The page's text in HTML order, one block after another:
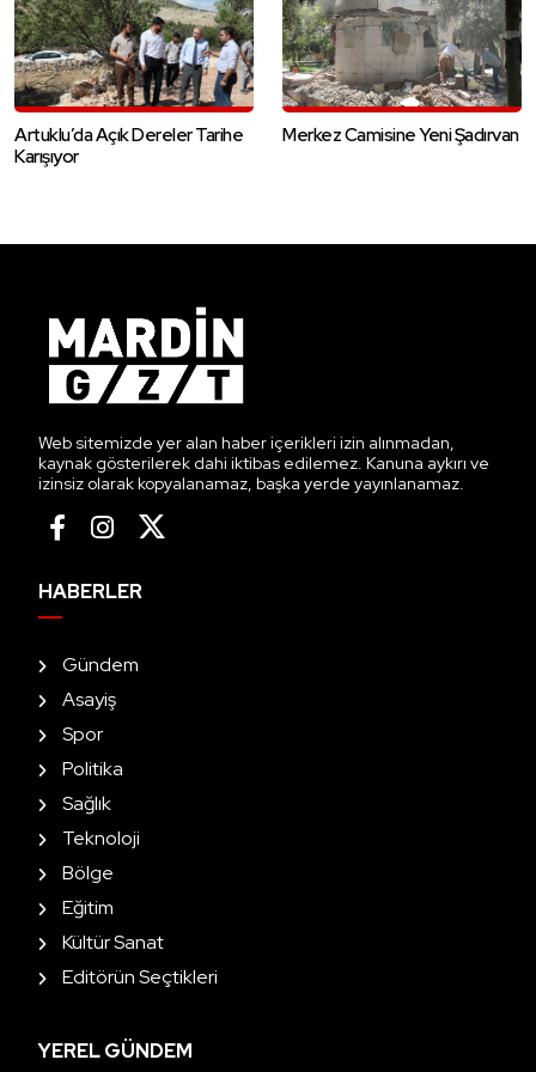
Artuklu’da Açık Dereler Tarihe
Karışıyor
Merkez Camisine Yeni Şadırvan
Web sitemizde yer alan haber içerikleri izin alınmadan,
kaynak gösterilerek dahi iktibas edilemez. Kanuna aykırı ve
izinsiz olarak kopyalanamaz, başka yerde yayınlanamaz.
HABERLER
Gündem
Asayiş
Spor
Politika
Sağlık
Teknoloji
Bölge
Eğitim
Kültür Sanat
Editörün Seçtikleri
YEREL GÜNDEM